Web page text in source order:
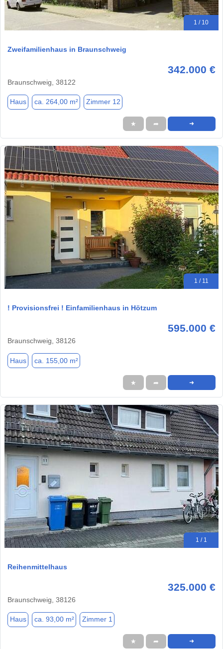
1 / 10
Zweifamilienhaus in Braunschweig
342.000 €
Braunschweig, 38122
Haus ca. 264,00 m² Zimmer 12
★ ➦ ➜
1 / 11
! Provisionsfrei ! Einfamilienhaus in Hötzum
595.000 €
Braunschweig, 38126
Haus ca. 155,00 m²
★ ➦ ➜
1 / 1
Reihenmittelhaus
325.000 €
Braunschweig, 38126
Haus ca. 93,00 m² Zimmer 1
★ ➦ ➜